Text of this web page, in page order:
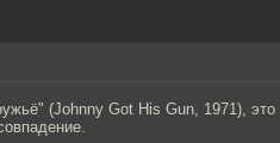
(Johnny Got His Gun, 1971), это